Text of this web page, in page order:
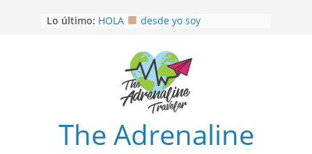
Lo último: OTRA PERSPECTIVA de RÍO EL
MULITO!
Aprovechando que Wen tenía que
EL SENDERO DEL CACAO: Excelente
opción
HOSPEDAJE AL NATURALSHH !!
The Adrenaline